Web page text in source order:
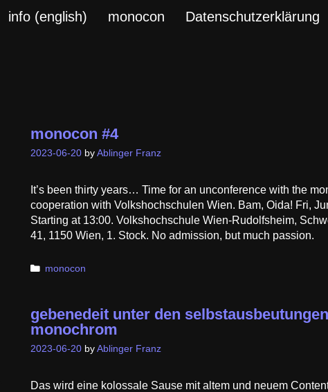
info (english) monocon Datenschutzerklärung
monocon #4
2023-06-20 by Ablinger Franz
It’s been thirty years… Time for an unconference with the
cooperation with Volkshochschulen Wien. Bam, Oida! Fri,
Starting at 13:00. Volkshochschule Wien-Rudolfsheim,
41, 1150 Wien, 1. Stock. No admission, but much passion.
Categories
monocon
gebenedeit unter den
monochrom
2023-06-20 by Ablinger Franz
Das wird eine kolossale Sause mit altem und neuem